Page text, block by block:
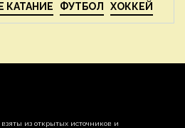
КАТАНИЕ ФУТБОЛ ХОККЕЙ
из открытых источников и